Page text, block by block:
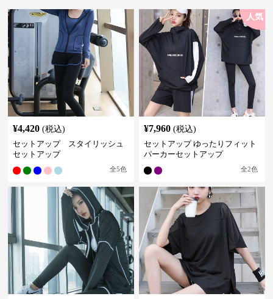
¥4,420 (税込)
セットアップ スタイリッシュ
セットアップ
全5色
人気
¥7,960 (税込)
セットアップ ゆったりフィット
パーカーセットアップ
全2色